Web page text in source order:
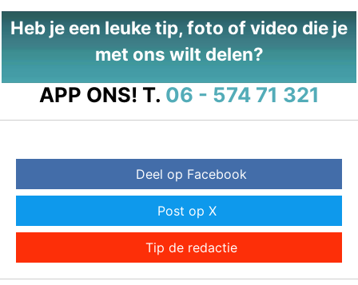
Heb je een leuke tip, foto of video die je
met ons wilt delen?
APP ONS! T. 06 - 574 71 321
Deel op Facebook
Post op X
Tip de redactie